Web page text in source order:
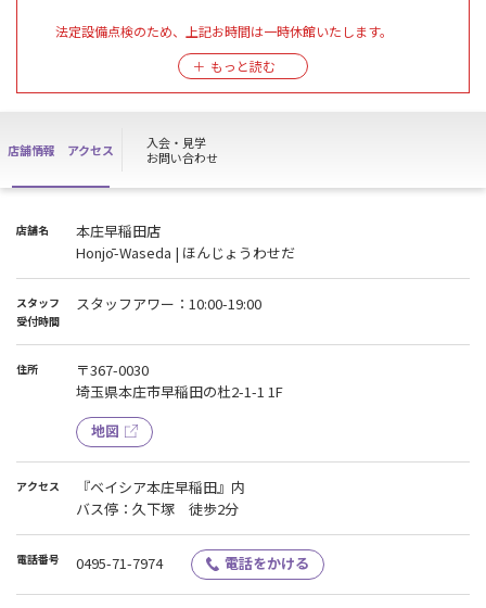
法定設備点検のため、上記お時間は一時休館いたします。
当日は11:45完全退館とさせていただき、ご利用者様には随時お声が
けをさせていただきます。
会員の皆様にはご迷惑をおかけいたしますが、ご理解ご協力のほど
店舗情報 アクセス
入会・見学
お問い合わせ
店舗名
本庄早稲田店
Honjō-Waseda | ほんじょうわせだ
スタッフ
受付時間
スタッフアワー：10:00-19:00
住所
〒367-0030
埼玉県本庄市早稲田の杜2-1-1 1F
地図
アクセス
『ベイシア本庄早稲田』内
バス停：久下塚 徒歩2分
電話番号 0495-71-7974 電話をかける